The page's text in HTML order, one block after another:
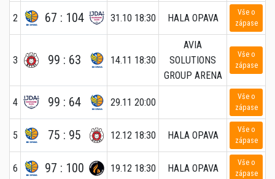
2 67 : 104 31.10 18:30 HALA OPAVA
Vše o
zápase
3 99 : 63 14.11 18:30
AVIA
SOLUTIONS
GROUP ARENA
Vše o
zápase
4 99 : 64 29.11 20:00
Vše o
zápase
5 75 : 95 12.12 18:30 HALA OPAVA
Vše o
zápase
6 97 : 100 19.12 18:30 HALA OPAVA
Vše o
zápase